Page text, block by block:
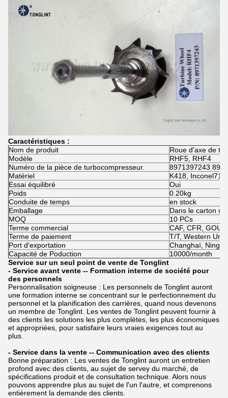
Caractéristiques :
Nom de produit
Roue d'axe de
Modèle
RHF5, RHF4
Numéro de la pièce de turbocompresseur.
8971397243
Matériel
K418,
Essai équilibré
Oui
Poids
0.20kg
Conduite de temps
en stock
Emballage
Dans le carton
MOQ
10 PCs
Terme commercial
CAF, CFR,
Terme de paiement
T/T, Western
Port d'exportation
Changhaï, Ningbo
Capacité de Poduction
10000/month
Service sur un seul point de vente de Tonglint
- Service avant vente -- Formation interne de société pour
des personnels
Personnalisation soigneuse : Les personnels de Tonglint auront
une formation interne se concentrant sur le perfectionnement du
personnel et la planification des carrières, quand nous devenons
un membre de Tonglint. Les ventes de Tonglint peuvent fournir à
des clients les solutions les plus complètes, les plus économiques
et appropriées, pour satisfaire leurs vraies exigences tout au
plus.
- Service dans la vente -- Communication avec des clients
Bonne préparation : Les ventes de Tonglint auront un entretien
profond avec des clients, au sujet de servey du marché, de
spécifications produit et de consultation technique. Alors nous
pouvons apprendre plus au sujet de l'un l'autre, et comprenons
entièrement la demande des clients.